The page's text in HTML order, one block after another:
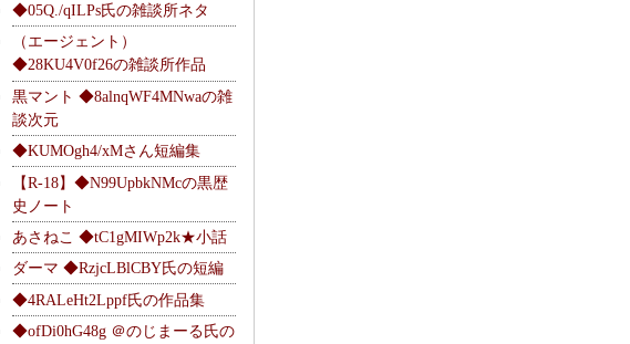
◆05Q./qILPs氏の雑談所ネタ
（エージェント）
◆28KU4V0f26の雑談所作品
黒マント ◆8alnqWF4MNwaの雑
談次元
◆KUMOgh4/xMさん短編集
【R-18】◆N99UpbkNMcの黒歴
史ノート
あさねこ ◆tC1gMIWp2k★小話
ダーマ ◆RzjcLBlCBY氏の短編
◆4RALeHt2Lppf氏の作品集
◆ofDi0hG48g ＠のじまーる氏の